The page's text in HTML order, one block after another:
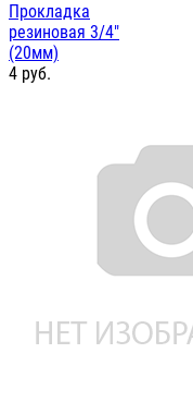
Прокладка
резиновая 3/4"
(20мм)
4 руб.